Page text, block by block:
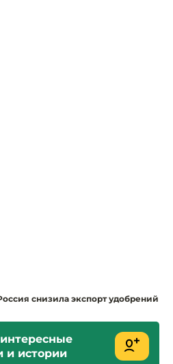
снизила экспорт удобрений
и истории